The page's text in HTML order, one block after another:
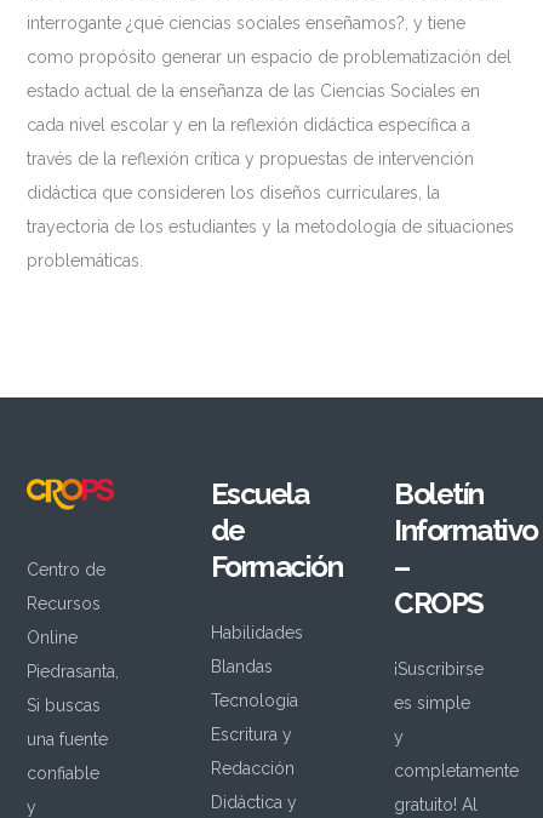
interrogante ¿qué ciencias sociales enseñamos?, y tiene
como propósito generar un espacio de problematización del
estado actual de la enseñanza de las Ciencias Sociales en
cada nivel escolar y en la reflexión didáctica específica a
través de la reflexión crítica y propuestas de intervención
didáctica que consideren los diseños curriculares, la
trayectoria de los estudiantes y la metodología de situaciones
problemáticas.
Centro de
Recursos
Online
Piedrasanta,
Si buscas
una fuente
confiable
y
Escuela
de
Formación
Habilidades
Blandas
Tecnología
Escritura y
Redacción
Didáctica y
Boletín
Informativo
–
CROPS
¡Suscribirse
es simple
y
completamente
gratuito! Al